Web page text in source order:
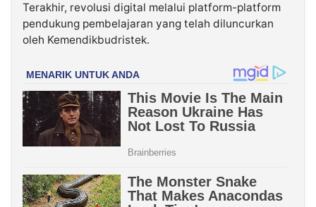
Terakhir, revolusi digital melalui platform-platform
pendukung pembelajaran yang telah diluncurkan
oleh Kemendikbudristek.